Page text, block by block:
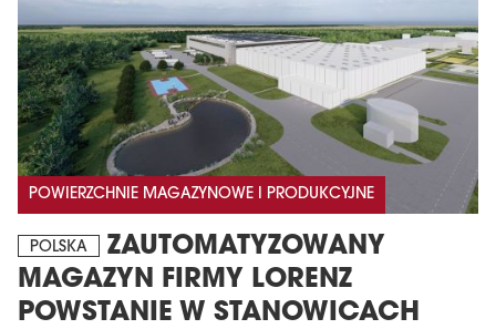
POWIERZCHNIE MAGAZYNOWE I PRODUKCYJNE
POLSKA
ZAUTOMATYZOWANY
MAGAZYN FIRMY LORENZ
POWSTANIE W STANOWICACH